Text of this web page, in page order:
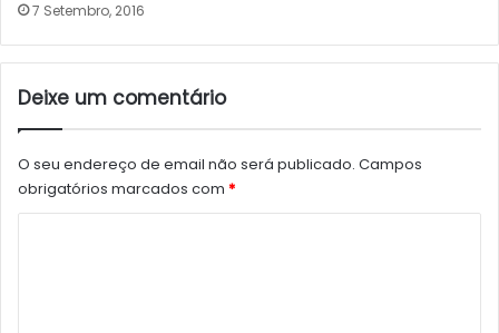
7 Setembro, 2016
Deixe um comentário
O seu endereço de email não será publicado. Campos
obrigatórios marcados com *